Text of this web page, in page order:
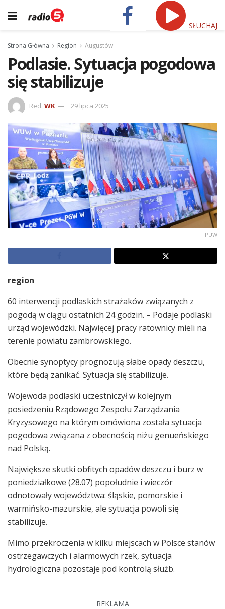
SŁUCHAJ
Strona Główna Region Augustów
Podlasie. Sytuacja pogodowa
się stabilizuje
Red. WK 29 lipca 2025
PUW
region
60 interwencji podlaskich strażaków związanych z
pogodą w ciągu ostatnich 24 godzin. – Podaje podlaski
urząd wojewódzki. Najwięcej pracy ratownicy mieli na
terenie powiatu zambrowskiego.
Obecnie synoptycy prognozują słabe opady deszczu,
które będą zanikać. Sytuacja się stabilizuje.
Wojewoda podlaski uczestniczył w kolejnym
posiedzeniu Rządowego Zespołu Zarządzania
Kryzysowego na którym omówiona została sytuacja
pogodowa związana z obecnością niżu genueńskiego
nad Polską.
Największe skutki obfitych opadów deszczu i burz w
poniedziałkowe (28.07) popołudnie i wieczór
odnotowały województwa: śląskie, pomorskie i
warmińsko-mazurskie, ale sytuacja powoli się
stabilizuje.
Mimo przekroczenia w kilku miejscach w Polsce stanów
ostrzegawczych i alarmowych rzek, sytuacja
hydrologiczna pozostaje pod kontrolą służb.
REKLAMA